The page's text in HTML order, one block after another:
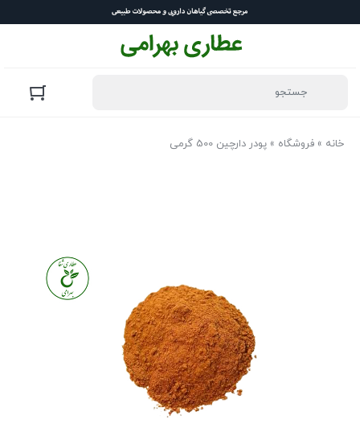
خانه » فروشگاه » پودر دارچین 500 گرمی